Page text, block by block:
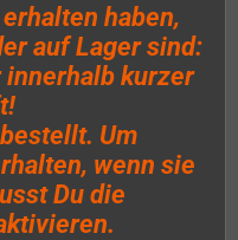
haben,
auf Lager sind:
innerhalb kurzer
Um
wenn sie
Du die